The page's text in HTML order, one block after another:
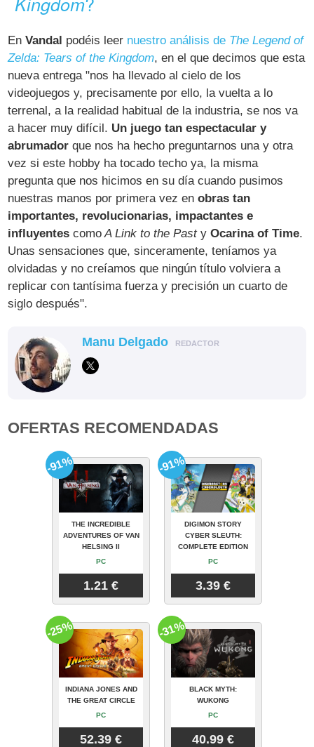
EnVandal podéis leer nuestro análisis de The Legend of
Zelda: Tears of the Kingdom, en el que decimos que esta
nueva entrega "nos ha llevado al cielo de los
videojuegos y, precisamente por ello, la vuelta a lo
terrenal, a la realidad habitual de la industria, se nos va
a hacer muy difícil. Un juego tan espectacular y
abrumador que nos ha hecho preguntarnos una y otra
vez si este hobby ha tocado techo ya, la misma
pregunta que nos hicimos en su día cuando pusimos
nuestras manos por primera vez enobras tan
importantes, revolucionarias, impactantes e
influyentes como A Link to the Pasty Ocarina of Time.
Unas sensaciones que, sinceramente, teníamos ya
olvidadas y no creíamos que ningún título volviera a
replicar con tantísima fuerza y precisión un cuarto de
siglo después".
Manu Delgado REDACTOR
OFERTAS RECOMENDADAS
THE INCREDIBLE
ADVENTURES OF VAN
HELSING II
PC
1.21 €
-91%
DIGIMON STORY
CYBER SLEUTH:
COMPLETE EDITION
PC
3.39 €
-91%
INDIANA JONES AND
THE GREAT CIRCLE
PC
52.39 €
-25%
BLACK MYTH:
WUKONG
PC
40.99 €
-31%